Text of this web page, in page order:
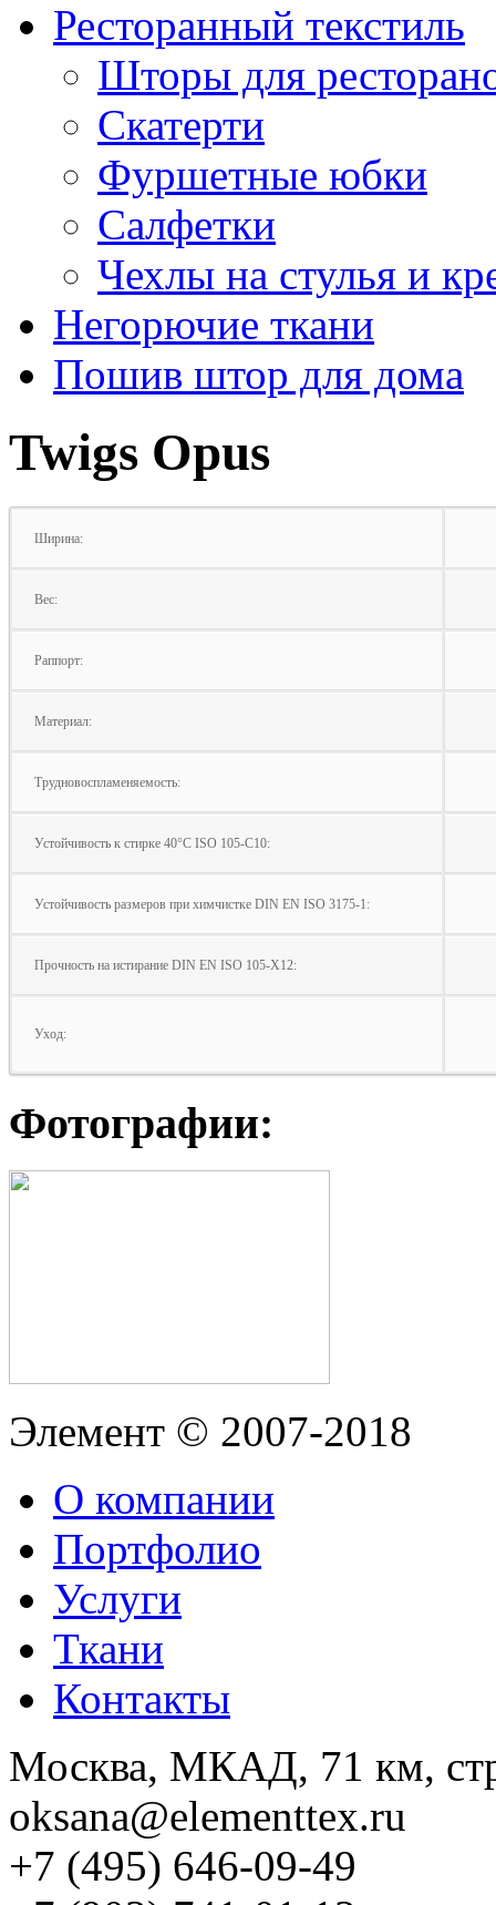
Ресторанный текстиль
Шторы для
Скатерти
Фуршетные юбки
Салфетки
Чехлы на стулья и
Негорючие ткани
Пошив штор для дома
Twigs Opus
Ширина:
Вес:
Раппорт:
Материал:
Трудновоспламеняемость:
Устойчивость к стирке 40°C ISO 105‑C10:
Устойчивость размеров при химчистке DIN EN ISO 3175‑1:
Прочность на истирание DIN EN ISO 105‑X12:
Уход:
Фотографии:
Элемент © 2007-2018
О компании
Портфолио
Услуги
Ткани
Контакты
Москва, МКАД, 71 км,
oksana@elementtex.ru
+7 (495) 646-09-49